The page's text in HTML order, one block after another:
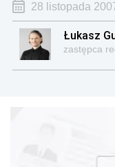
28 listopada
Łukasz
zastępca